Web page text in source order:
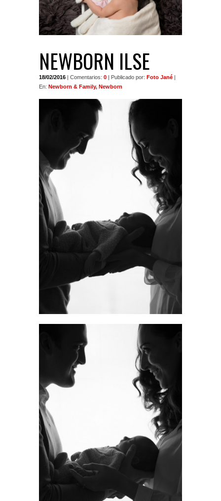
NEWBORN ILSE
18/02/2016 | Comentarios: 0 | Publicado por: Foto Jané |
En: Newborn & Family, Newborn